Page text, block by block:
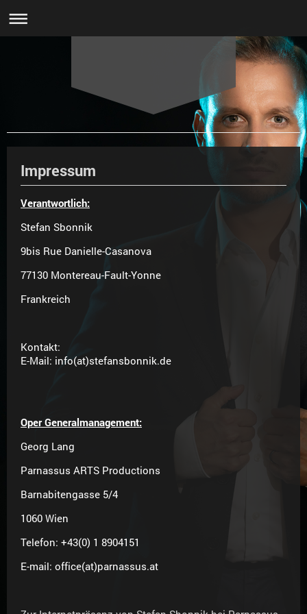
Impressum
Verantwortlich:
Stefan Sbonnik
9bis Rue Danielle-Casanova
77130 Montereau-Fault-Yonne
Frankreich
Kontakt:
E-Mail: info(at)stefansbonnik.de
Oper Generalmanagement:
Georg Lang
Parnassus ARTS Productions
Barnabitengasse 5/4
1060 Wien
Telefon: +43(0) 1 8904151
E-mail: office(at)parnassus.at